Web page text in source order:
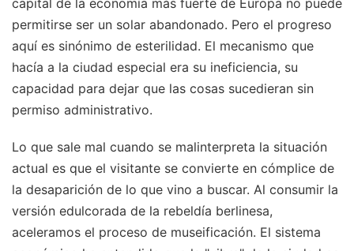
permitirse ser un solar abandonado. Pero el progreso
aquí es sinónimo de esterilidad. El mecanismo que
hacía a la ciudad especial era su ineficiencia, su
capacidad para dejar que las cosas sucedieran sin
permiso administrativo.
Lo que sale mal cuando se malinterpreta la situación
actual es que el visitante se convierte en cómplice de
la desaparición de lo que vino a buscar. Al consumir la
versión edulcorada de la rebeldía berlinesa,
aceleramos el proceso de museificación. El sistema